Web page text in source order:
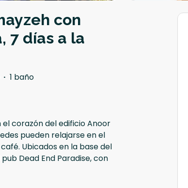
con
7 días a la
· 1 baño
el corazón del edificio Anoor
pueden relajarse en el
Ubicados en la base del
Dead End Paradise, con